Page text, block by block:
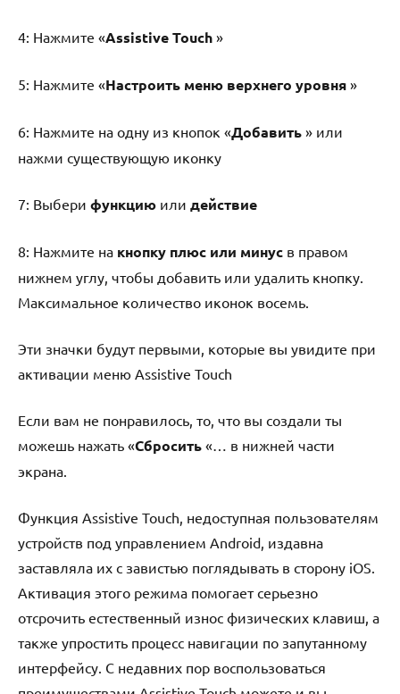
4: Нажмите «Assistive Touch »
5: Нажмите «Настроить меню верхнего уровня »
6: Нажмите на одну из кнопок «Добавить » или
нажми существующую иконку
7: Выбери функцию или действие
8: Нажмите на кнопку плюс или минус в правом
нижнем углу, чтобы добавить или удалить кнопку.
Максимальное количество иконок восемь.
Эти значки будут первыми, которые вы увидите при
активации меню Assistive Touch
Если вам не понравилось, то, что вы создали ты
можешь нажать «Сбросить «… в нижней части
экрана.
Функция Assistive Touch, недоступная пользователям
устройств под управлением Android, издавна
заставляла их с завистью поглядывать в сторону iOS.
Активация этого режима помогает серьезно
отсрочить естественный износ физических клавиш, а
также упростить процесс навигации по запутанному
интерфейсу. С недавних пор воспользоваться